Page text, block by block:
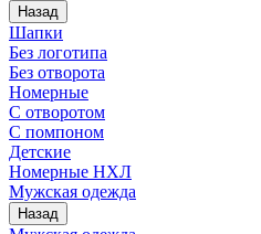
Назад
Шапки
Без логотипа
Без отворота
Номерные
С отворотом
С помпоном
Детские
Номерные НХЛ
Мужская одежда
Назад